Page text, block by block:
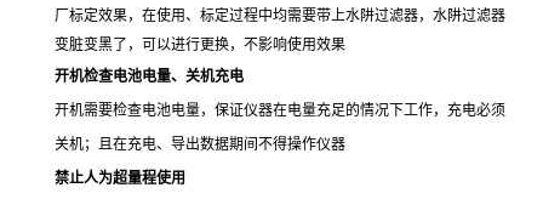
厂标定效果，在使用、标定过程中均需要带上水阱过滤器，水阱过滤器
变脏变黑了，可以进行更换，不影响使用效果
开机检查电池电量、关机充电
开机需要检查电池电量，保证仪器在电量充足的情况下工作，充电必须
关机；且在充电、导出数据期间不得操作仪器
禁止人为超量程使用